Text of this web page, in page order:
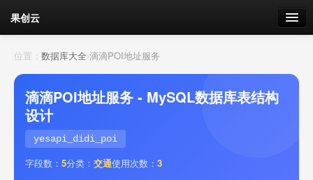
果创云
数据表单
API接口
云存储
流量 剩余接口流量
位置： 数据库大全›滴滴POI地址服务
滴滴POI地址服务 - MySQL数据库表结构
设计
yesapi_didi_poi
字段数： 5分类： 交通使用次数： 3